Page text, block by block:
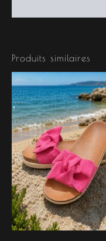
Produits similaires